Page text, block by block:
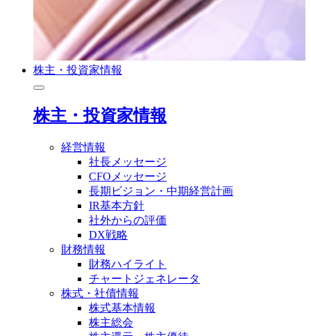
株主・投資家情報
株主・投資家情報
経営情報
社長メッセージ
CFOメッセージ
長期ビジョン・中期経営計画
IR基本方針
社外からの評価
DX戦略
財務情報
財務ハイライト
チャートジェネレータ
株式・社債情報
株式基本情報
株主総会